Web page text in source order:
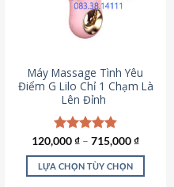
Máy Massage Tình Yêu
Điểm G Lilo Chỉ 1 Chạm Là
Lên Đỉnh
Được xếp
hạng4.85
5 sao
120,000₫ – 715,000₫
LỰA CHỌN TÙY CHỌN